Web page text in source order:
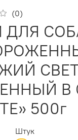
(0)
ДЛЯ
В
500г
Штук